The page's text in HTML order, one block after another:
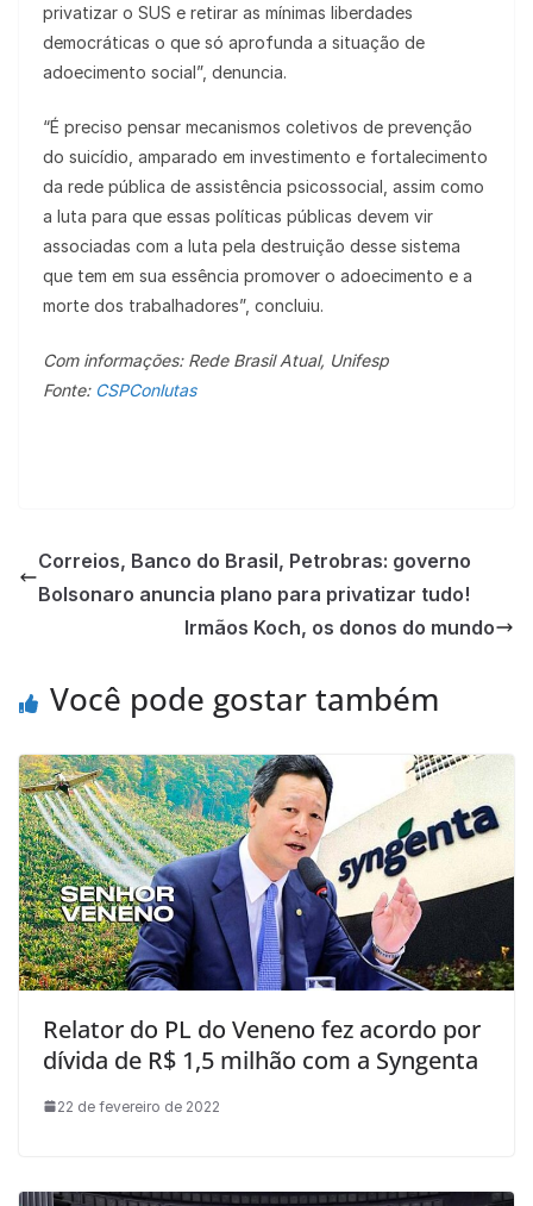
privatizar o SUS e retirar as mínimas liberdades
democráticas o que só aprofunda a situação de
adoecimento social”, denuncia.
“É preciso pensar mecanismos coletivos de prevenção
do suicídio, amparado em investimento e fortalecimento
da rede pública de assistência psicossocial, assim como
a luta para que essas políticas públicas devem vir
associadas com a luta pela destruição desse sistema
que tem em sua essência promover o adoecimento e a
morte dos trabalhadores”, concluiu.
Com informações: Rede Brasil Atual, Unifesp
Fonte: CSPConlutas
Correios, Banco do Brasil, Petrobras: governo
Bolsonaro anuncia plano para privatizar tudo!
Irmãos Koch, os donos do mundo
Você pode gostar também
Relator do PL do Veneno fez acordo por
dívida de R$ 1,5 milhão com a Syngenta
22 de fevereiro de 2022